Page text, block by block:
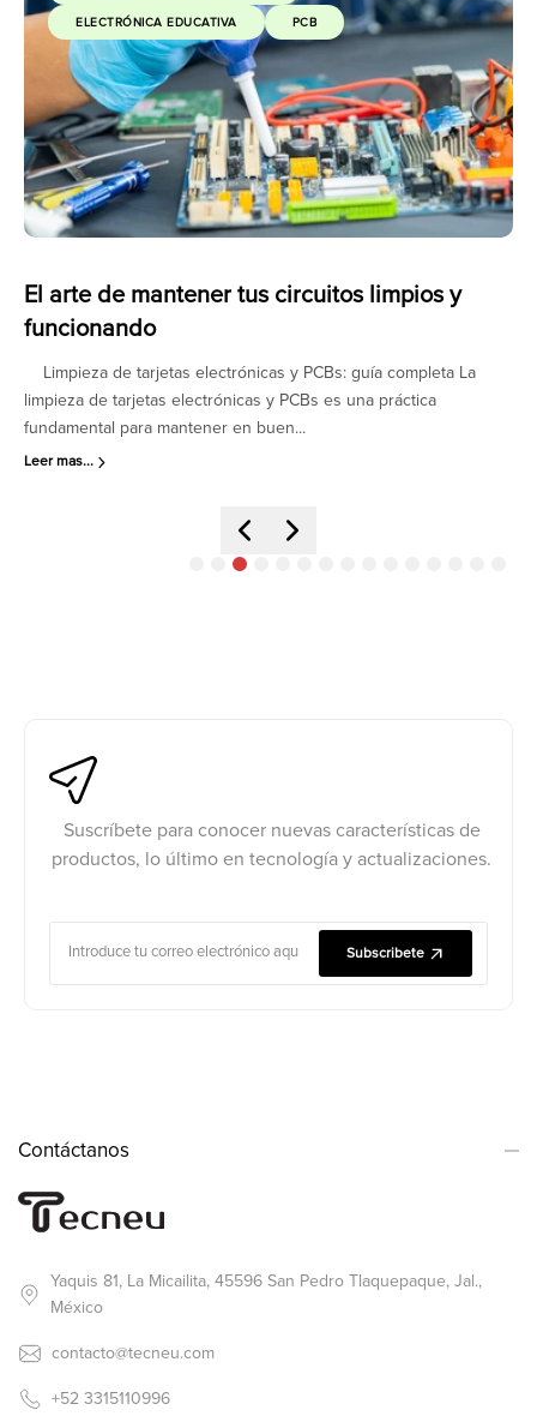
El arte de mantener tus circuitos limpios y
funcionando
Limpieza de tarjetas electrónicas y PCBs: guía completa La
limpieza de tarjetas electrónicas y PCBs es una práctica
fundamental para mantener en buen...
ELECTRÓNICA EDUCATIVA PCB
Leer mas...
Suscríbete para conocer nuevas características de
productos, lo último en tecnología y actualizaciones.
Subscribete
Contáctanos
Yaquis 81, La Micailita, 45596 San Pedro Tlaquepaque, Jal.,
México
contacto@tecneu.com
+52 3315110996